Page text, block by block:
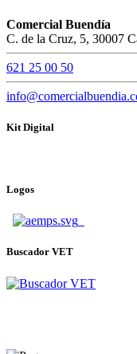
Comercial Buendía
C. de la Cruz, 5, 30007
621 25 00 50
Kit Digital
Logos
Buscador VET